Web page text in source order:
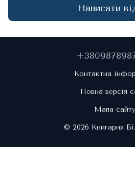
Написати
Контактна
Повна версія
Мапа сайту
© 2026 Книгарня